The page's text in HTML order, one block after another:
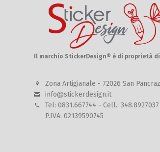
Il marchio StickerDesign® è di proprietà di
Zona Artigianale - 72026 San
info@stickerdesign.it
Tel: 0831.667744 - Cell.: 348.8927037
P.IVA: 02139590745